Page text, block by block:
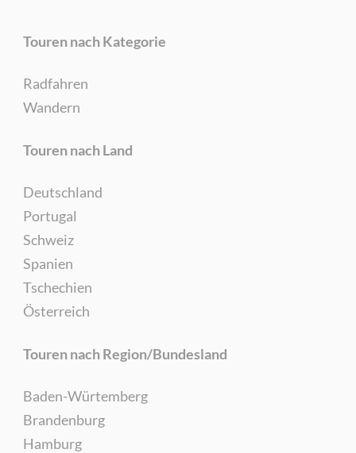
Touren nach Kategorie
Radfahren
Wandern
Touren nach Land
Deutschland
Portugal
Schweiz
Spanien
Tschechien
Österreich
Touren nach Region/Bundesland
Baden-Würtemberg
Brandenburg
Hamburg